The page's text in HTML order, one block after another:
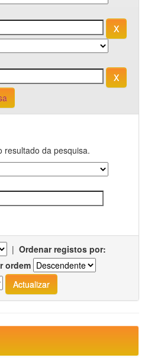
resultado da pesquisa.
| Ordenar registos por:
ordem